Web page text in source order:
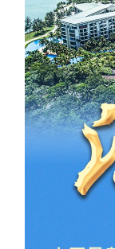
法律
食品
学术中国
城市